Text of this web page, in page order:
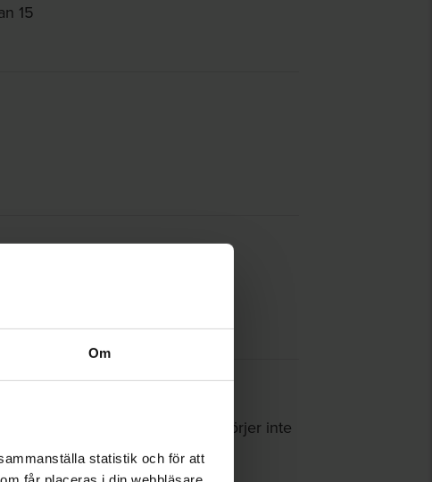
Om
statistik och för att
15
tid. Sveriges Allmännytta ombesörjer inte